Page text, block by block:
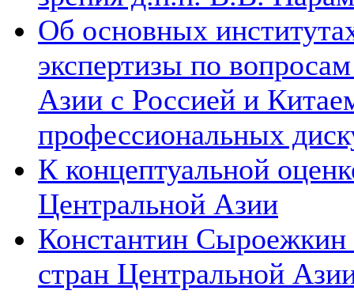
Об основных
экспертизы по
Азии с Россией и
профессиональных
К концептуальной
Центральной Азии
Константин Сыроежкин
стран Центральной